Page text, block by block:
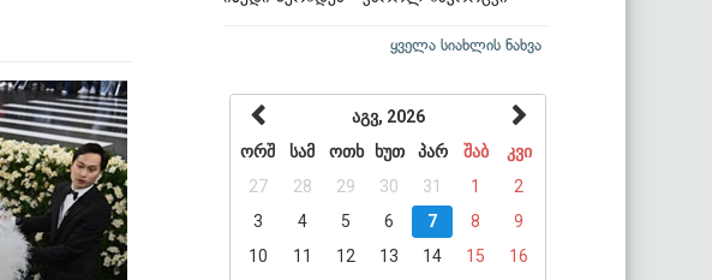
ყველა სიახლის ნახვა
აგვ, 2026
ორშ
სამ ოთხ ხუთ პარ შაბ
კვი
27
28 29 30 31 1
2
3
4 5 6 7 8
9
10
11 12 13 14 15
16